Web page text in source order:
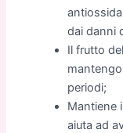
dai danni
Il frutto
periodi;
Mantiene
aiuta ad